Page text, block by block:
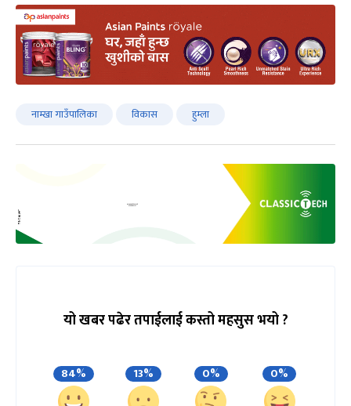
नाम्खा गाउँपालिका विकास हुम्ला
यो खबर पढेर तपाईलाई कस्तो महसुस भयो ?
84% 13% 0% 0%